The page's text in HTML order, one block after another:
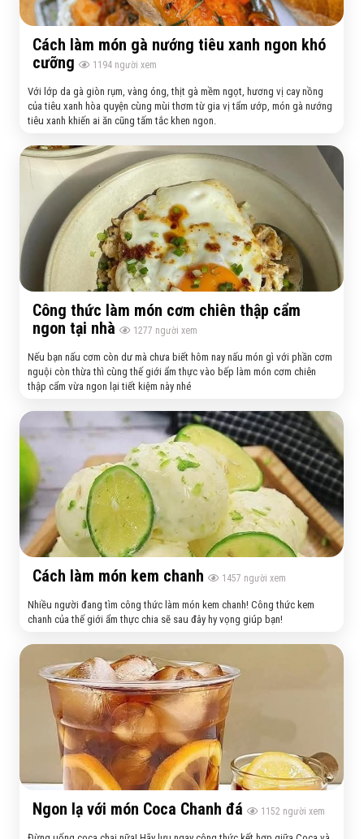
Cách làm món gà nướng tiêu xanh ngon khó
cưỡng
1194 người xem
Với lớp da gà giòn rụm, vàng óng, thịt gà mềm ngọt, hương vị cay nồng
của tiêu xanh hòa quyện cùng mùi thơm từ gia vị tẩm ướp, món gà nướng
tiêu xanh khiến ai ăn cũng tấm tắc khen ngon.
Công thức làm món cơm chiên thập cẩm
ngon tại nhà
1277 người xem
Nếu bạn nấu cơm còn dư mà chưa biết hôm nay nấu món gì với phần cơm
nguội còn thừa thì cùng thế giới ẩm thực vào bếp làm món cơm chiên
thập cẩm vừa ngon lại tiết kiệm này nhé
Cách làm món kem chanh 1457 người xem
Nhiều người đang tìm công thức làm món kem chanh! Công thức kem
chanh của thế giới ẩm thực chia sẽ sau đây hy vọng giúp bạn!
Ngon lạ với món Coca Chanh đá 1152 người xem